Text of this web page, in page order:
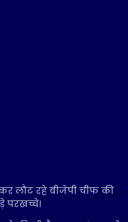
लौट रहे बीजेपी चीफ की
परखच्चे।